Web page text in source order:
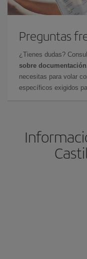
Preguntas
¿Tienes dudas?
sobre documentación
necesitas para volar
específicos exigidos